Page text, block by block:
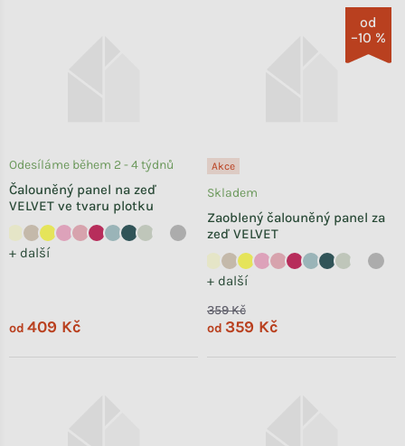
Čalouněný panel na zeď
VELVET ve tvaru plotku
+ další
Odesíláme během 2 - 4 týdnů
od 409 Kč
od
–10 %
Akce
Zaoblený čalouněný panel za
zeď VELVET
+ další
Skladem
359 Kč
od 359 Kč